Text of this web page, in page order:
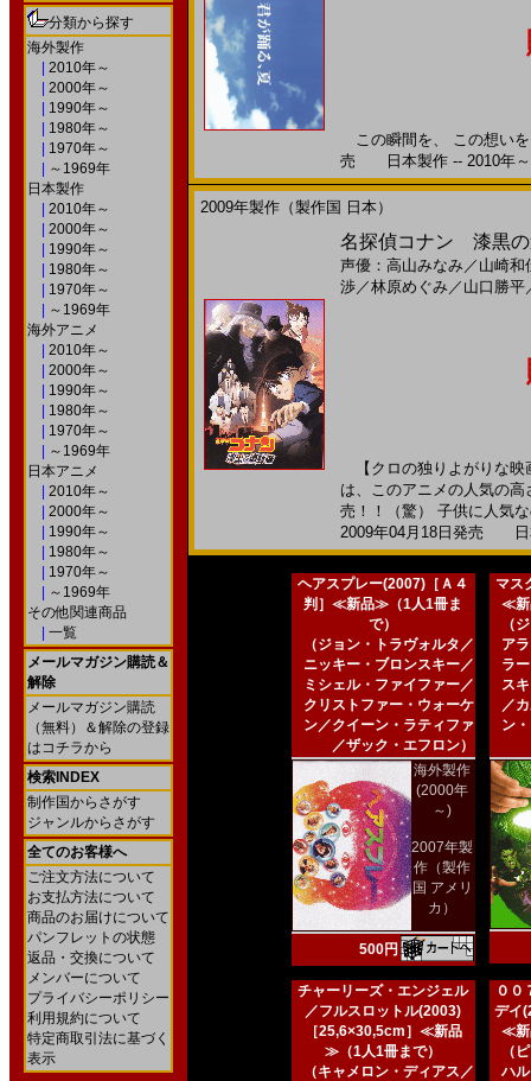
分類から探す
海外製作
2010年～
2000年～
1990年～
1980年～
1970年～
～1969年
日本製作
2010年～
2000年～
1990年～
1980年～
1970年～
～1969年
海外アニメ
2010年～
2000年～
1990年～
1980年～
1970年～
～1969年
日本アニメ
2010年～
2000年～
1990年～
1980年～
1970年～
～1969年
その他関連商品
一覧
メールマガジン購読＆
解除
メールマガジン購読
（無料）＆解除の登録
はコチラから
検索INDEX
制作国からさがす
ジャンルからさがす
全てのお客様へ
ご注文方法について
お支払方法について
商品のお届けについて
パンフレットの状態
返品・交換について
メンバーについて
プライバシーポリシー
利用規約について
特定商取引法に基づく
表示
この瞬間を、 この想い
売 日本製作 -- 2010年～
2009年製作（製作国 日本）
名探偵コナン 漆黒の
声優：高山みなみ／ 山崎和
渉／林原めぐみ／ 山口勝平
【クロの独りよがりな映
は、このアニメの人気の
売！！（驚） 子供に人気
2009年04月18日発売 日
ヘアスプレー(2007)［Ａ４
判］≪新品≫（1人1冊ま
で）
（ジョン・トラヴォルタ／
ニッキー・ブロンスキー／
ミシェル・ファイファー／
クリストファー・ウォーケ
ン／クイーン・ラティファ
／ザック・エフロン）
海外製作
(2000年
～)
2007年製
作（製作
国 アメリ
カ）
500円
マス
≪新
（
ア
ラ
ス
／
ン
チャーリーズ・エンジェル
／フルスロットル(2003)
［25,6×30,5cm］≪新品
≫（1人1冊まで）
（キャメロン・ディアス／
００
デイ
≪新
（
ハ